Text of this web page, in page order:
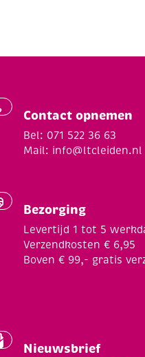
Contact opnemen
Bel: 071 522 36 63
Mail: info@ltcleiden.nl
Bezorging
Levertijd 1 tot 5
Verzendkosten € 6,95
Boven € 99,- gratis
Nieuwsbrief